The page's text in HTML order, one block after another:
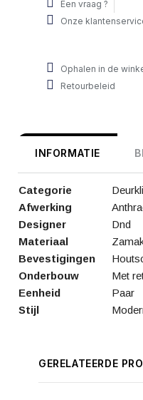
Een vraag ?
Onze
Ophalen in de
Retourbeleid
INFORMATIE
Categorie
Afwerking
Designer
Dnd
Materiaal
Bevestigingen
Onderbouw
Met
Eenheid
Paar
Stijl
GERELATEERDE